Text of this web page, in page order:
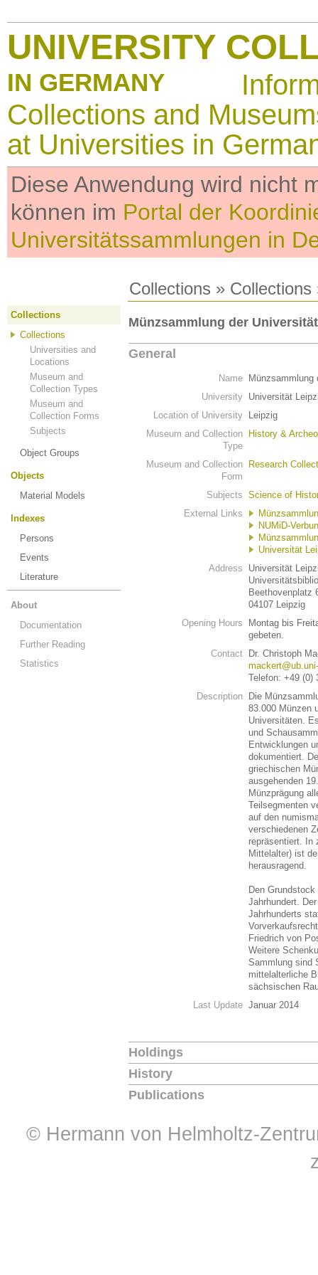
UNIVERSITY
IN GERMANY
Collections and
at Universities in
Diese Anwendung wird nicht
können im Portal der
Universitätssammlungen in
Collections » Collections
Collections
Collections
Universities and
Locations
Museum and
Collection Types
Museum and
Collection Forms
Subjects
Object Groups
Objects
Material Models
Indexes
Persons
Events
Literature
About
Documentation
Further Reading
Statistics
Münzsammlung der
General
Name
Münzsammlung
University Universität
Location of University
Leipzig
Museum and Collection
Type
History &
Museum and Collection
Form
Research
Subjects Science of
External Links
NUMiD-
Universität
Address
Universität
Beethovenplatz
04107 Leipzig
Opening Hours
Montag bis
gebeten.
Contact
Dr. Christoph
Telefon: +49 (0)
Description
Die
83.000 Münzen
Universitäten.
und
Entwicklungen
dokumentiert.
griechischen
ausgehenden
Münzprägung
Teilsegmenten
auf den
verschiedenen
repräsentiert. In
Mittelalter) ist
herausragend.
Den
Jahrhundert.
Jahrhunderts
Friedrich von
Weitere
Sammlung sind
mittelalterliche
sächsischen
Last Update Januar 2014
Holdings
History
Publications
© Hermann von Helmholtz-